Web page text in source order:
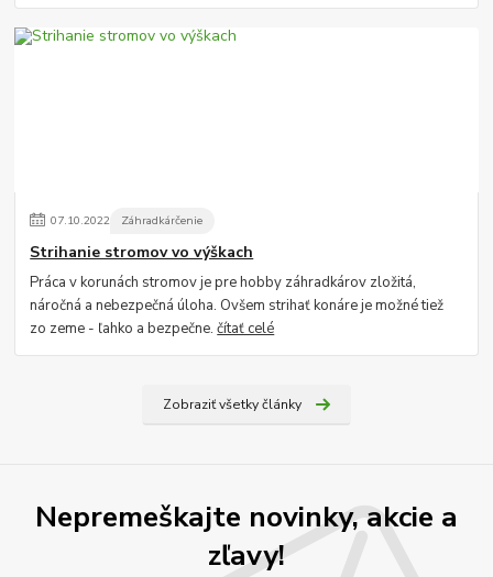
07.10.2022 Záhradkárčenie
Strihanie stromov vo výškach
Práca v korunách stromov je pre hobby záhradkárov zložitá,
náročná a nebezpečná úloha. Ovšem strihať konáre je možné tiež
zo zeme - ľahko a bezpečne.čítať celé
Zobraziť všetky články
Nepremeškajte novinky, akcie a
zľavy!